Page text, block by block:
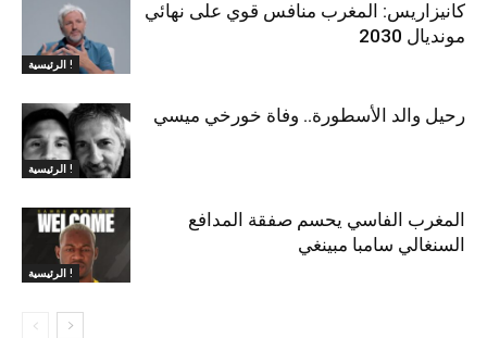
الرئيسية !
كانيزاريس: المغرب منافس قوي على نهائي
مونديال 2030
الرئيسية !
رحيل والد الأسطورة.. وفاة خورخي ميسي
الرئيسية !
المغرب الفاسي يحسم صفقة المدافع
السنغالي سامبا مبينغي